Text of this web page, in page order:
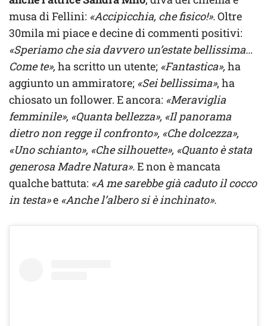
musa di Fellini: «Accipicchia, che fisico!».Oltre
30mila mi piace e decine di commenti positivi:
«Speriamo che sia davvero un’estate bellissima…
Come te»,ha scritto un utente; «Fantastica»,ha
aggiunto un ammiratore; «Sei bellissima», ha
chiosato un follower. E ancora: «Meraviglia
femminile», «Quanta bellezza», «Il panorama
dietro non regge il confronto», «Che dolcezza»,
«Uno schianto», «Che silhouette», «Quanto è stata
generosa Madre Natura».E non è mancata
qualche battuta: «A me sarebbe già caduto il cocco
in testa»e «Anche l’albero si è inchinato».